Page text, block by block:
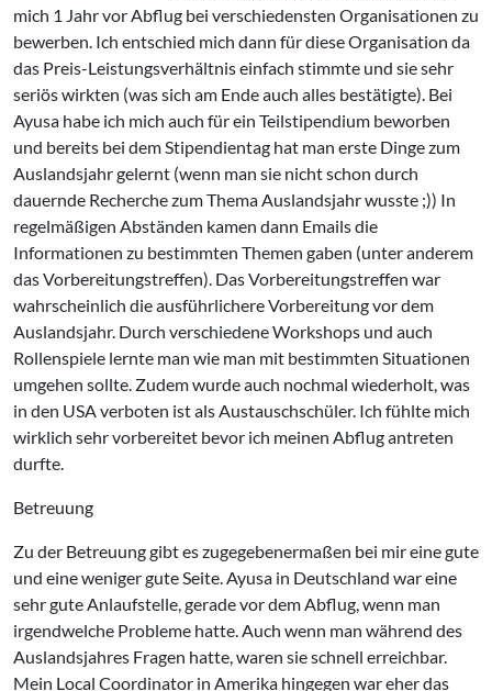
mich 1 Jahr vor Abflug bei verschiedensten Organisationen zu
bewerben. Ich entschied mich dann für diese Organisation da
das Preis-Leistungsverhältnis einfach stimmte und sie sehr
seriös wirkten (was sich am Ende auch alles bestätigte). Bei
Ayusa habe ich mich auch für ein Teilstipendium beworben
und bereits bei dem Stipendientag hat man erste Dinge zum
Auslandsjahr gelernt (wenn man sie nicht schon durch
dauernde Recherche zum Thema Auslandsjahr wusste ;)) In
regelmäßigen Abständen kamen dann Emails die
Informationen zu bestimmten Themen gaben (unter anderem
das Vorbereitungstreffen). Das Vorbereitungstreffen war
wahrscheinlich die ausführlichere Vorbereitung vor dem
Auslandsjahr. Durch verschiedene Workshops und auch
Rollenspiele lernte man wie man mit bestimmten Situationen
umgehen sollte. Zudem wurde auch nochmal wiederholt, was
in den USA verboten ist als Austauschschüler. Ich fühlte mich
wirklich sehr vorbereitet bevor ich meinen Abflug antreten
durfte.
Betreuung
Zu der Betreuung gibt es zugegebenermaßen bei mir eine gute
und eine weniger gute Seite. Ayusa in Deutschland war eine
sehr gute Anlaufstelle, gerade vor dem Abflug, wenn man
irgendwelche Probleme hatte. Auch wenn man während des
Auslandsjahres Fragen hatte, waren sie schnell erreichbar.
Mein Local Coordinator in Amerika hingegen war eher das